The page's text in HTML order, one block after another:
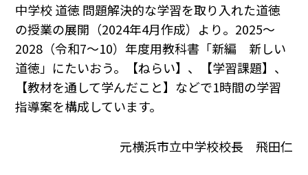
中学校 道徳 問題解決的な学習を取り入れた道徳
の授業の展開（2024年4月作成）より。2025～
2028（令和7～10）年度用教科書「新編 新しい
道徳」にたいおう。【ねらい】、【学習課題】、
【教材を通して学んだこと】などで1時間の学習
指導案を構成しています。
元横浜市立中学校校長 飛田仁